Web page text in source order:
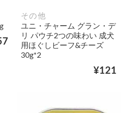
その他
ユニ・チャーム グラン・デ
リ パウチ2つの味わい 成犬
用ほぐしビーフ&チーズ
30g*2
¥121